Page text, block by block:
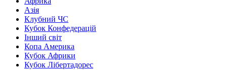
Азія
Клубний ЧС
Кубок Конфедерацій
Інший світ
Копа Америка
Кубок Африки
Кубок Лібертадорес